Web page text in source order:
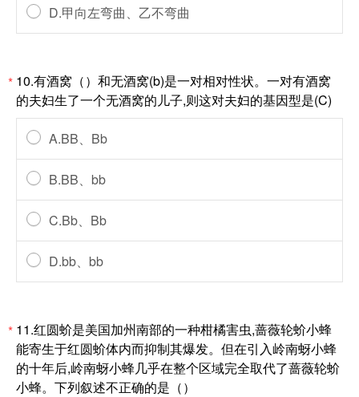
D.甲向左弯曲、乙不弯曲
* 10.有酒窝（）和无酒窝(b)是一对相对性状。一对有酒窝
的夫妇生了一个无酒窝的儿子,则这对夫妇的基因型是(C)
A.BB、Bb
B.BB、bb
C.Bb、Bb
D.bb、bb
* 11.红圆蚧是美国加州南部的一种柑橘害虫,蔷薇轮蚧小蜂
能寄生于红圆蚧体内而抑制其爆发。但在引入岭南蚜小蜂
的十年后,岭南蚜小蜂几乎在整个区域完全取代了蔷薇轮蚧
小蜂。下列叙述不正确的是（）